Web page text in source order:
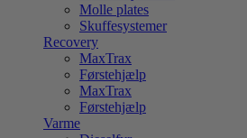
Molle plates
Skuffesystemer
Recovery
MaxTrax
Førstehjælp
MaxTrax
Førstehjælp
Varme